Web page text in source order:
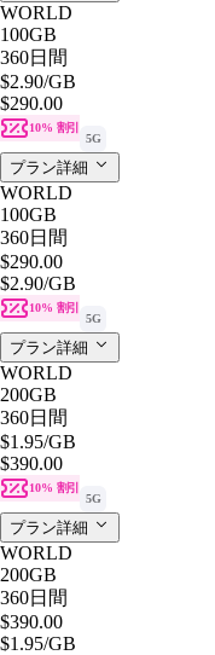
WORLD
100GB
360日間
$2.90/GB
$290.00
10% 割引
5G
プラン詳細
WORLD
100GB
360日間
$290.00
$2.90/GB
10% 割引
5G
プラン詳細
WORLD
200GB
360日間
$1.95/GB
$390.00
10% 割引
5G
プラン詳細
WORLD
200GB
360日間
$390.00
$1.95/GB